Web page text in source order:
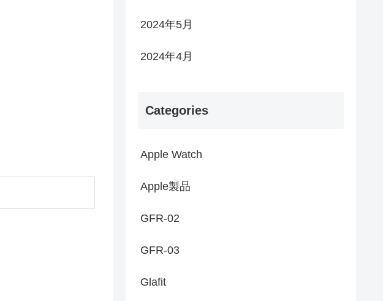
2024年5月
2024年4月
Categories
Apple Watch
Apple製品
GFR-02
GFR-03
Glafit